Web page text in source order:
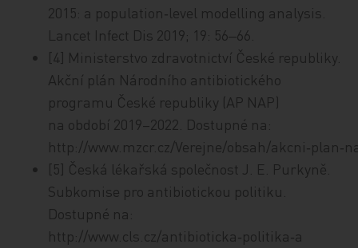
2015: a population‑level modelling analysis.
Lancet Infect Dis 2019; 19: 56‒66.
[4] Ministerstvo zdravotnictví České republiky.
Akční plán Národního antibiotického
programu České republiky (AP NAP)
na období 2019–2022. Dostupné na:
http://www.mzcr.cz/Verejne/obsah/
[5] Česká lékařská společnost J. E. Purkyně.
Subkomise pro antibiotickou politiku.
Dostupné na:
http://www.cls.cz/antibioticka‑politika‑a